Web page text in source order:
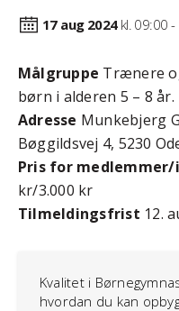
17 aug 2024kl. 09:00 -
Målgruppe Trænere
børn i alderen 5 – 8 år.
Adresse Munkebjerg
Bøggildsvej 4, 5230
Pris for
kr/3.000 kr
Tilmeldingsfrist 12.
Kvalitet i
hvordan du kan